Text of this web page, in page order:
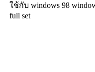
ใช้กับ windows 98
full set